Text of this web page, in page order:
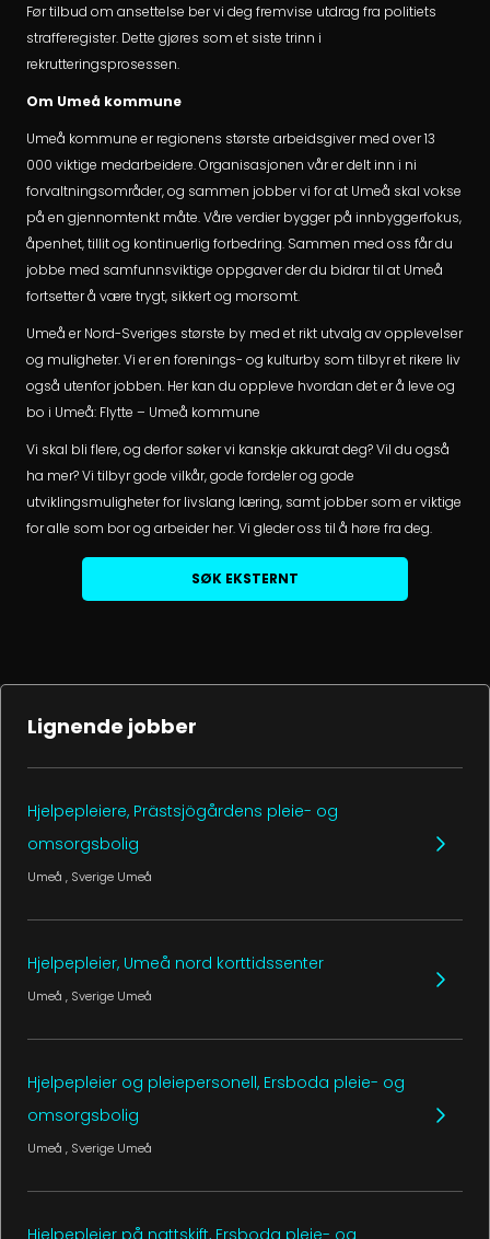
Før tilbud om ansettelse ber vi deg fremvise utdrag fra politiets
strafferegister. Dette gjøres som et siste trinn i
rekrutteringsprosessen.
Om Umeå kommune
Umeå kommune er regionens største arbeidsgiver med over 13
000 viktige medarbeidere. Organisasjonen vår er delt inn i ni
forvaltningsområder, og sammen jobber vi for at Umeå skal vokse
på en gjennomtenkt måte. Våre verdier bygger på innbyggerfokus,
åpenhet, tillit og kontinuerlig forbedring. Sammen med oss får du
jobbe med samfunnsviktige oppgaver der du bidrar til at Umeå
fortsetter å være trygt, sikkert og morsomt.
Umeå er Nord-Sveriges største by med et rikt utvalg av opplevelser
og muligheter. Vi er en forenings- og kulturby som tilbyr et rikere liv
også utenfor jobben. Her kan du oppleve hvordan det er å leve og
bo i Umeå: Flytte – Umeå kommune
Vi skal bli flere, og derfor søker vi kanskje akkurat deg? Vil du også
ha mer? Vi tilbyr gode vilkår, gode fordeler og gode
utviklingsmuligheter for livslang læring, samt jobber som er viktige
for alle som bor og arbeider her. Vi gleder oss til å høre fra deg.
SØK EKSTERNT
Lignende jobber
Hjelpepleiere, Prästsjögårdens pleie- og
omsorgsbolig
Umeå , Sverige Umeå
Hjelpepleier, Umeå nord korttidssenter
Umeå , Sverige Umeå
Hjelpepleier og pleiepersonell, Ersboda pleie- og
omsorgsbolig
Umeå , Sverige Umeå
Hjelpepleier på nattskift, Ersboda pleie- og